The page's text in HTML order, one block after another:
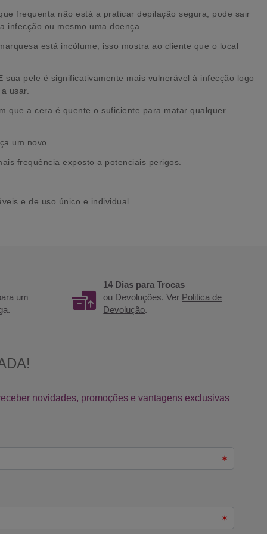
frequenta não está a praticar depilação segura, pode sair
ou mesmo uma doença.
está incólume, isso mostra ao cliente que o local
pele é significativamente mais vulnerável à infecção logo
usar.
que a cera é quente o suficiente para matar qualquer
um novo.
frequência exposto a potenciais perigos.
e de uso único e individual.
um
14 Dias para Trocas
ou Devoluções. Ver Politica de
Devolução.